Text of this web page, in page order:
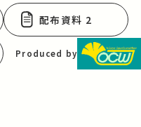
配布資料 2
Produced by